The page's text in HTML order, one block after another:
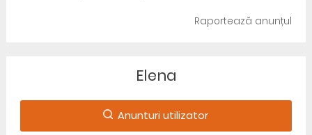
Raportează anunțul
Elena
Anunturi utilizator